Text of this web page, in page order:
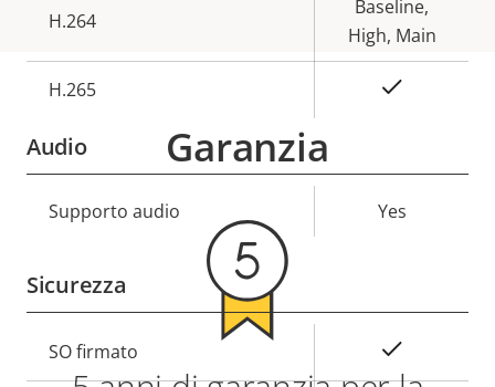
H.264
Baseline,
High, Main
H.265
Audio
Descrizione
della
proprietà
Supporto audio Yes
Sicurezza
Descrizione
della
della
SO firmato
Garanzia